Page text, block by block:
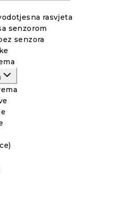
rasvjeta
senzorom
senzora